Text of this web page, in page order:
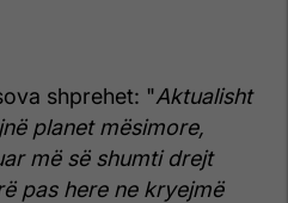
shprehet: "Aktualisht
planet mësimore,
më së shumti drejt
pas here ne kryejmë